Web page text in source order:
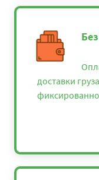
доставки